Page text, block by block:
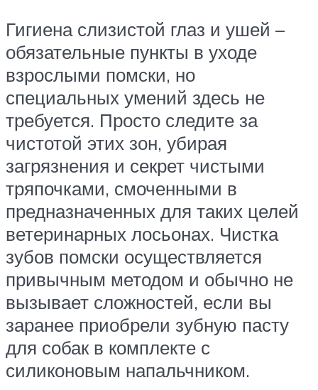
Гигиена слизистой глаз и ушей –
обязательные пункты в уходе
взрослыми помски, но
специальных умений здесь не
требуется. Просто следите за
чистотой этих зон, убирая
загрязнения и секрет чистыми
тряпочками, смоченными в
предназначенных для таких целей
ветеринарных лосьонах. Чистка
зубов помски осуществляется
привычным методом и обычно не
вызывает сложностей, если вы
заранее приобрели зубную пасту
для собак в комплекте с
силиконовым напальчником.